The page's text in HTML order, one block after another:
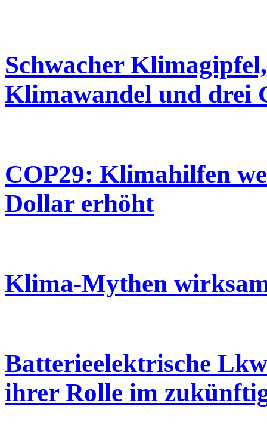
Schwacher
Klimawandel und drei
COP29: Klimahilfen
Dollar erhöht
Klima-Mythen
Batterieelektrische
ihrer Rolle im